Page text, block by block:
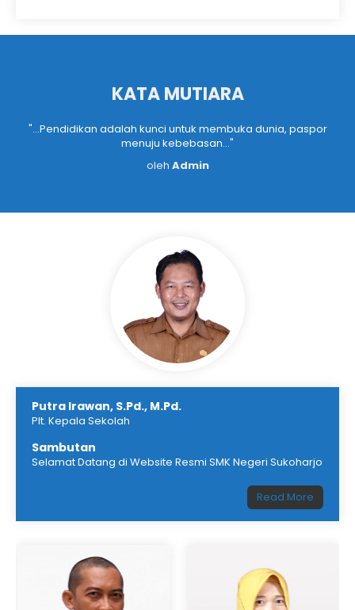
KATA MUTIARA
"...Pendidikan adalah kunci untuk membuka dunia, paspor
menuju kebebasan..."
oleh Admin
Putra Irawan, S.Pd., M.Pd.
Plt. Kepala Sekolah
Sambutan
Selamat Datang di Website Resmi SMK Negeri Sukoharjo
Read More